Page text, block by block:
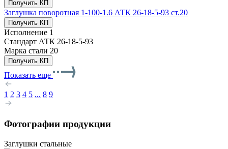
Получить КП
Заглушка поворотная 1-100-1.6 АТК 26-18-5-93 ст.20
Получить КП
Исполнение 1
Стандарт АТК 26-18-5-93
Марка стали 20
Получить КП
Показать еще
1 2 3 4 5 ... 8 9
Фотографии продукции
Заглушки стальные